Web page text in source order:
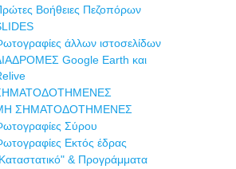
Βοήθειες Πεζοπόρων
άλλων ιστοσελίδων
Google Earth και
ΣΗΜΑΤΟΔΟΤΗΜΕΝΕΣ
Σύρου
Εκτός έδρας
& Προγράμματα